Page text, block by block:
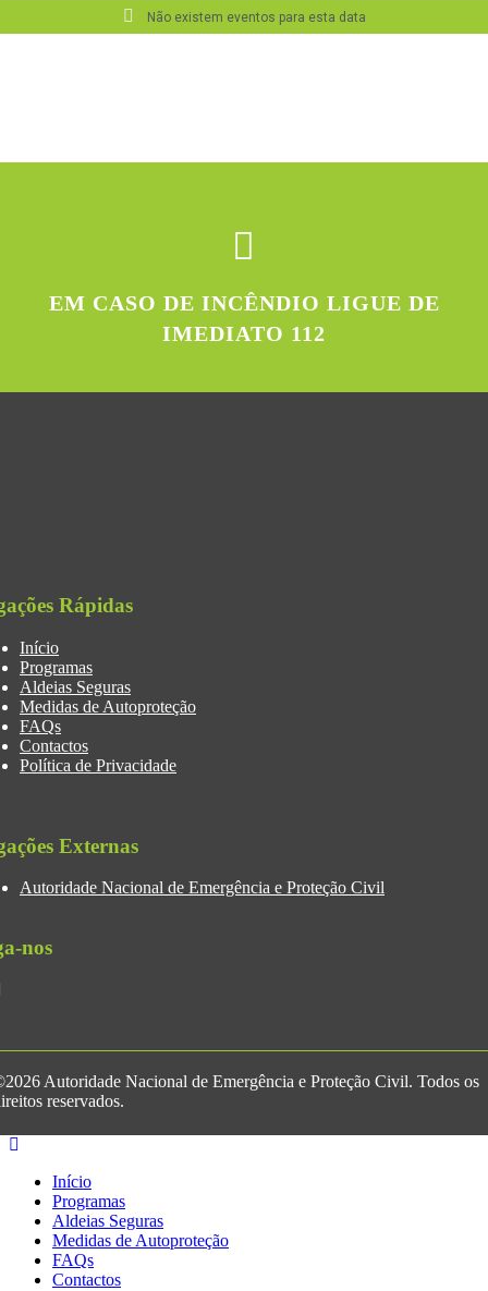
Não existem eventos para esta data
EM CASO DE INCÊNDIO LIGUE DE
IMEDIATO 112
Rápidas
Início
Programas
Aldeias Seguras
Medidas de Autoproteção
FAQs
Contactos
Política de Privacidade
Externas
Autoridade Nacional de Emergência e Proteção Civil
nos
Autoridade Nacional de Emergência e Proteção Civil. Todos os
reservados.
Início
Programas
Aldeias Seguras
Medidas de Autoproteção
FAQs
Contactos